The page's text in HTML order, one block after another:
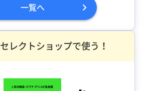
一覧へ
セレクトショップで使う！